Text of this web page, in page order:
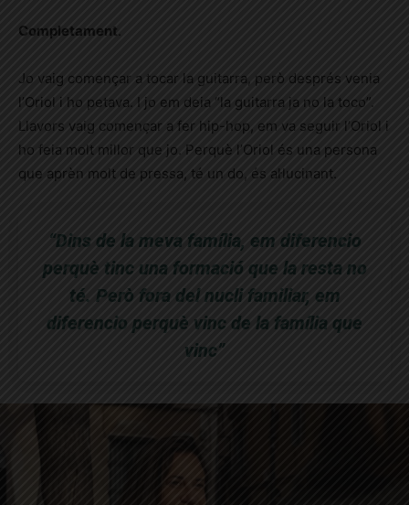
Completament.
Jo vaig començar a tocar la guitarra, però després venia
l’Oriol i ho petava. I jo em deia “la guitarra ja no la toco”.
Llavors vaig començar a fer hip-hop, em va seguir l’Oriol i
ho feia molt millor que jo. Perquè l’Oriol és una persona
que aprèn molt de pressa, té un do, és al·lucinant.
“Dins de la meva família, em diferencio
perquè tinc una formació que la resta no
té. Però fora del nucli familiar, em
diferencio perquè vinc de la família que
vinc”